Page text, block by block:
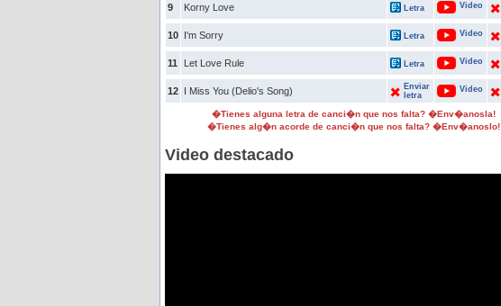
9 Korny Love Letra Video
10 I'm Sorry Letra Video
11 Let Love Rule Letra Video
12 I Miss You (Delio's Song)
Enviar
letra
Video
�Tienes alguna letra de canci�n que nos falta? �Env�anosla!
�Tienes alg�n acorde de canci�n que nos falta? �Env�anoslo!
Video destacado